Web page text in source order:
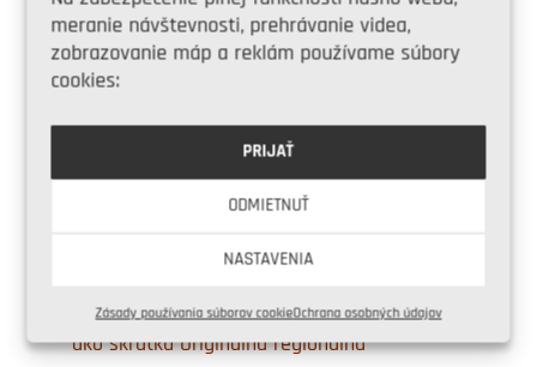
meranie návštevnosti, prehrávanie videa,
zobrazovanie máp a reklám používame súbory
cookies:
PRIJAŤ
ODMIETNUŤ
NASTAVENIA
Zásady používania súborov cookieOchrana osobných údajov
Novostavba vnútri starého tehlového plášťa
so zastavanou plochou 250 m² v Zadnom
AUTORI
Ing. arch. Jan Veisser spolupracujú vo
vlastnom štúdiu ORA. Jeho názov vnímajú
ako skratku Originálna regionálna